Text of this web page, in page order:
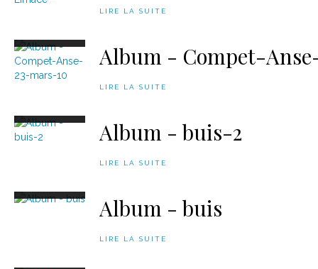
LIRE LA SUITE
Album - Compet-
LIRE LA SUITE
Album - buis-2
LIRE LA SUITE
Album - buis
LIRE LA SUITE